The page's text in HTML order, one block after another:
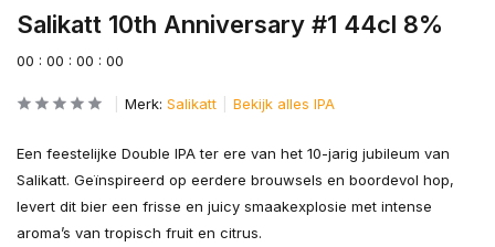
Salikatt 10th Anniversary #1 44cl 8%
00 : 00 : 00 : 00
Merk: Salikatt Bekijk alles IPA
Een feestelijke Double IPA ter ere van het 10-jarig jubileum van
Salikatt. Geïnspireerd op eerdere brouwsels en boordevol hop,
levert dit bier een frisse en juicy smaakexplosie met intense
aroma’s van tropisch fruit en citrus.